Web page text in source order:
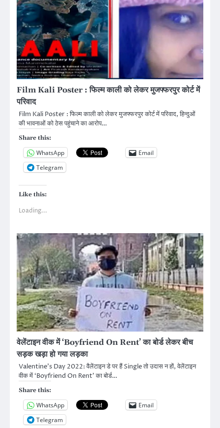
Film Kali Poster : फिल्म काली को लेकर मुजफ्फरपुर कोर्ट में
परिवाद
Film Kali Poster : फिल्म काली को लेकर मुजफ्फरपुर कोर्ट में परिवाद, हिन्दुओं
की भावनाओं को ठेस पहुंचाने का आरोप…
Share this:
WhatsApp
Email
Telegram
Like this:
Loading...
वेलेंटाइन वीक में ‘Boyfriend On Rent’ का बोर्ड लेकर बीच
सड़क खड़ा हो गया लड़का
Valentine’s Day 2022: वैलेंटाइन डे पर हैं Single तो उदास न हों, वेलेंटाइन
वीक में ‘Boyfriend On Rent’ का बोर्ड…
Share this:
WhatsApp
Email
Telegram